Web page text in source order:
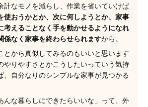
計なモノを減らし、作業を省いていけば
使おうかとか、次に何しようとか、家事
考えることなく手を動かせるようになれ
係なく家事を終わらせられますから。
とから真似してみるのもいいと思います
やりやすさとかこうしたいっていう気持
、自分なりのシンプルな家事が見つかる
んな暮らしにできたらいいな」って、外